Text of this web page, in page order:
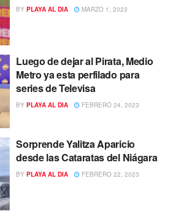
BY PLAYA AL DIA MARZO 1, 2023
Luego de dejar al Pirata, Medio
Metro ya esta perfilado para
series de Televisa
BY PLAYA AL DIA FEBRERO 24, 2023
Sorprende Yalitza Aparicio
desde las Cataratas del Niágara
BY PLAYA AL DIA FEBRERO 22, 2023